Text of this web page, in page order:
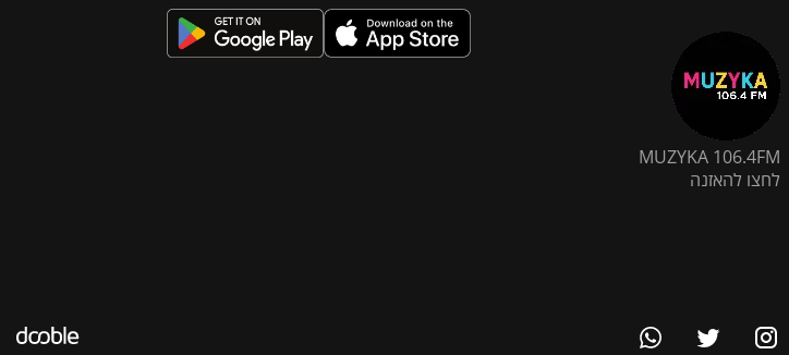
MUZYKA 106.4FM
לחצו להאזנה